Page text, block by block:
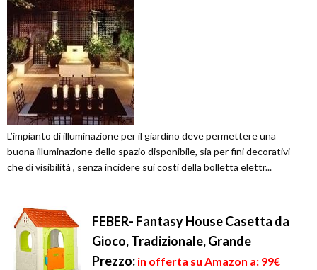
L’impianto di illuminazione per il giardino deve permettere una
buona illuminazione dello spazio disponibile, sia per fini decorativi
che di visibilità , senza incidere sui costi della bolletta elettr...
FEBER- Fantasy House Casetta da
Gioco, Tradizionale, Grande
Prezzo: in offerta su Amazon a: 99€